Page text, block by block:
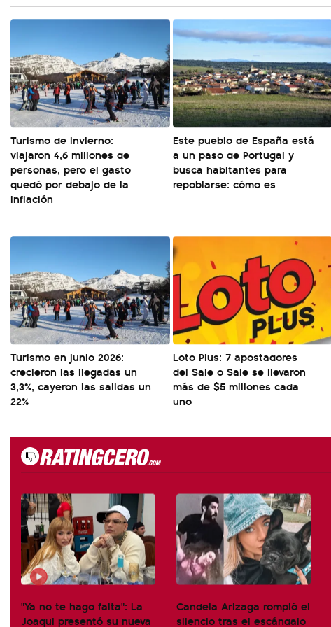
Turismo de invierno:
viajaron 4,6 millones de
personas, pero el gasto
quedó por debajo de la
inflación
Este pueblo de España está
a un paso de Portugal y
busca habitantes para
repoblarse: cómo es
Turismo en junio 2026:
crecieron las llegadas un
3,3%, cayeron las salidas un
22%
Loto Plus: 7 apostadores
del Sale o Sale se llevaron
más de $5 millones cada
uno
"Ya no te hago falta": La
Joaqui presentó su nueva
Candela Arizaga rompió el
silencio tras el escándalo